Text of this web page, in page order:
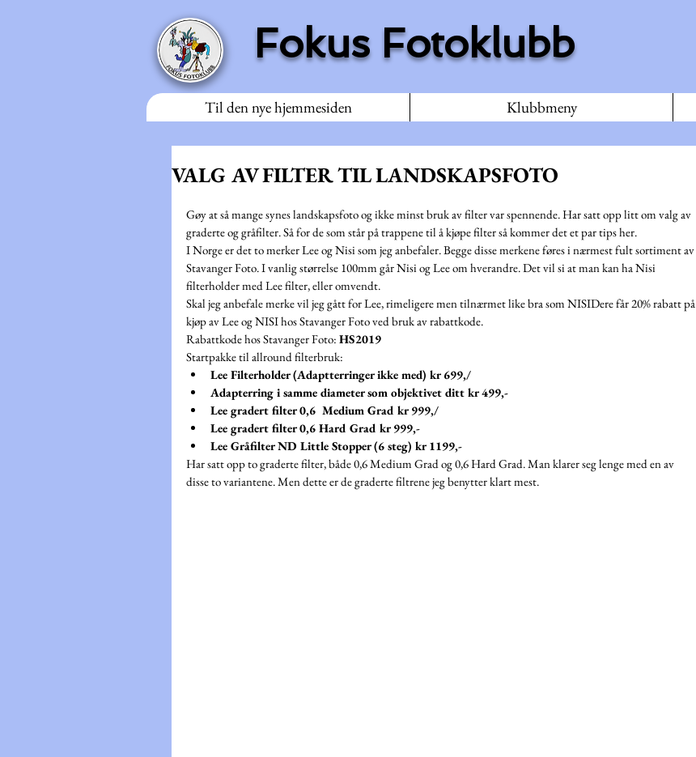
Fokus Fotoklubb
Til den nye hjemmesiden Klubbmeny
VALG AV FILTER TIL LANDSKAPSFOTO
Gøy at så mange synes landskapsfoto og ikke minst bruk av filter var spennende. Har satt opp litt om valg av
graderte og gråfilter. Så for de som står på trappene til å kjøpe filter så kommer det et par tips her.
I Norge er det to merker Lee og Nisi som jeg anbefaler. Begge disse merkene føres i nærmest fult sortiment av
Stavanger Foto. I vanlig størrelse 100mm går Nisi og Lee om hverandre. Det vil si at man kan ha Nisi
filterholder med Lee filter, eller omvendt.
Skal jeg anbefale merke vil jeg gått for Lee, rimeligere men tilnærmet like bra som NISIDere får 20% rabatt på
kjøp av Lee og NISI hos Stavanger Foto ved bruk av rabattkode.
Rabattkode hos Stavanger Foto: HS2019
Startpakke til allround filterbruk:
Lee Filterholder (Adaptterringer ikke med) kr 699,/
Adapterring i samme diameter som objektivet ditt kr 499,-
Lee gradert filter 0,6  Medium Grad kr 999,/
Lee gradert filter 0,6 Hard Grad kr 999,-
Lee Gråfilter ND Little Stopper (6 steg) kr 1199,-
Har satt opp to graderte filter, både 0,6 Medium Grad og 0,6 Hard Grad. Man klarer seg lenge med en av
disse to variantene. Men dette er de graderte filtrene jeg benytter klart mest.